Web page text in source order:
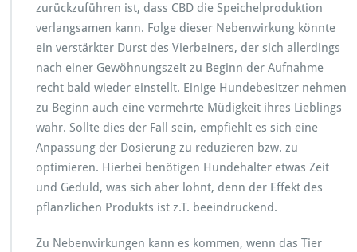
zurückzuführen ist, dass CBD die Speichelproduktion
verlangsamen kann. Folge dieser Nebenwirkung könnte
ein verstärkter Durst des Vierbeiners, der sich allerdings
nach einer Gewöhnungszeit zu Beginn der Aufnahme
recht bald wieder einstellt. Einige Hundebesitzer nehmen
zu Beginn auch eine vermehrte Müdigkeit ihres Lieblings
wahr. Sollte dies der Fall sein, empfiehlt es sich eine
Anpassung der Dosierung zu reduzieren bzw. zu
optimieren. Hierbei benötigen Hundehalter etwas Zeit
und Geduld, was sich aber lohnt, denn der Effekt des
pflanzlichen Produkts ist z.T. beeindruckend.
Zu Nebenwirkungen kann es kommen, wenn das Tier